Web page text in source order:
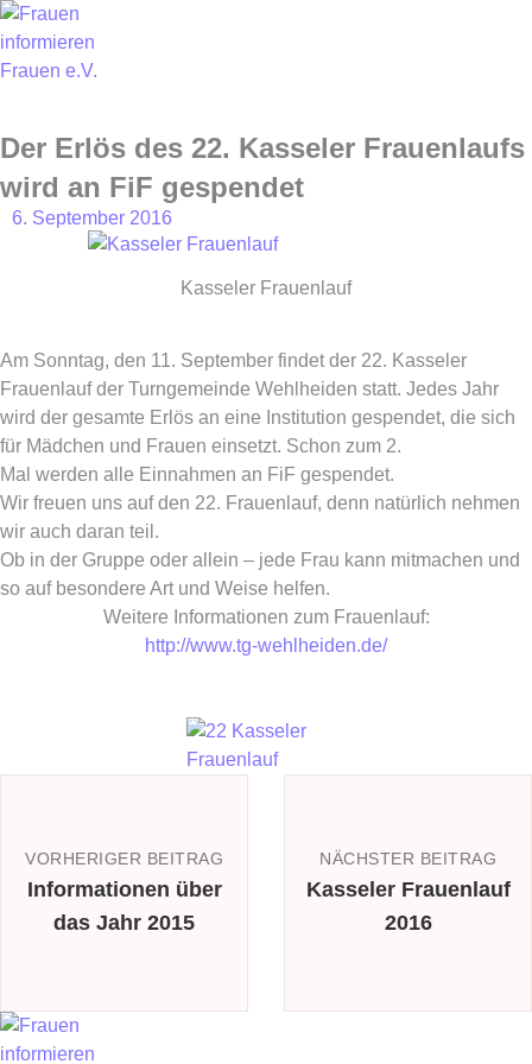
Skip
to
content
Der Erlös des 22. Kasseler Frauenlaufs
wird an FiF gespendet
6. September 2016
Kasseler Frauenlauf
Am Sonntag, den 11. September findet der 22. Kasseler
Frauenlauf der Turngemeinde Wehlheiden statt. Jedes Jahr
wird der gesamte Erlös an eine Institution gespendet, die sich
für Mädchen und Frauen einsetzt. Schon zum 2.
Mal werden alle Einnahmen an FiF gespendet.
Wir freuen uns auf den 22. Frauenlauf, denn natürlich nehmen
wir auch daran teil.
Ob in der Gruppe oder allein – jede Frau kann mitmachen und
so auf besondere Art und Weise helfen.
Weitere Informationen zum Frauenlauf:
http://www.tg-wehlheiden.de/
VORHERIGER BEITRAG
Informationen über
das Jahr 2015
NÄCHSTER BEITRAG
Kasseler Frauenlauf
2016